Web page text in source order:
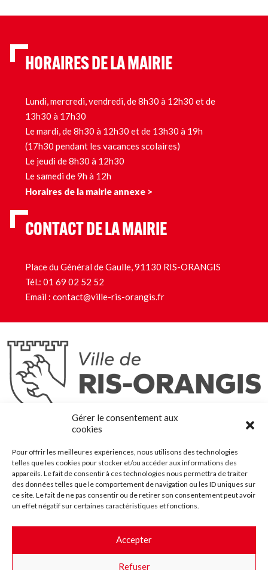
Gérer le consentement aux
cookies
Pour offrir les meilleures expériences, nous utilisons des technologies
telles que les cookies pour stocker et/ou accéder aux informations des
appareils. Le fait de consentir à ces technologies nous permettra de traiter
des données telles que le comportement de navigation ou les ID uniques sur
ce site. Le fait de ne pas consentir ou de retirer son consentement peut avoir
un effet négatif sur certaines caractéristiques et fonctions.
Accepter
Refuser
HORAIRES DE LA MAIRIE
Lundi, mercredi, vendredi, de 8h30 à 12h30 et de
13h30 à 17h30
Le mardi, de 8h30 à 12h30 et de 13h30 à 19h
(17h30 pendant les vacances scolaires)
Le jeudi de 8h30 à 12h30
Le samedi de 9h à 12h
Horaires de la mairie annexe >
CONTACT DE LA MAIRIE
Place du Général de Gaulle, 91130 RIS-ORANGIS
Tél.: 01 69 02 52 52
Email : contact@ville-ris-orangis.fr
Ris-Orangis
@2022 — Tous droits réservés
Plan du site
Contact
Accessibilité
Crédits
Les marchés publics
Suggestions & Améliorations